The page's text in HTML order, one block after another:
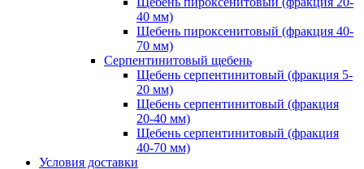
40 мм)
Щебень пироксенитовый (фракция 40-
70 мм)
Серпентинитовый щебень
Щебень серпентинитовый (фракция 5-
20 мм)
Щебень серпентинитовый (фракция
20-40 мм)
Щебень серпентинитовый (фракция
40-70 мм)
Условия доставки